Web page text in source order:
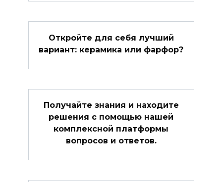
Откройте для себя лучший
вариант: керамика или фарфор?
Получайте знания и находите
решения с помощью нашей
комплексной платформы
вопросов и ответов.